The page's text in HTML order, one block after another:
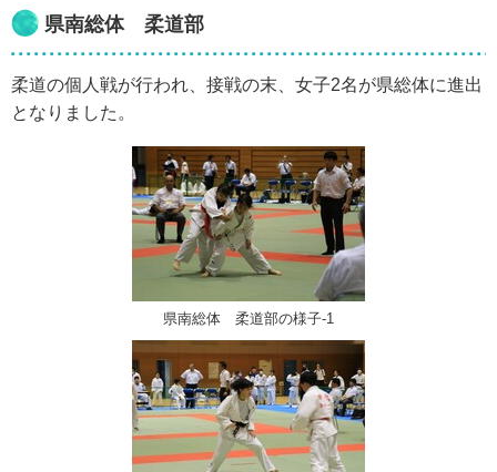
県南総体 柔道部
柔道の個人戦が行われ、接戦の末、女子2名が県総体に進出
となりました。
県南総体 柔道部の様子-1